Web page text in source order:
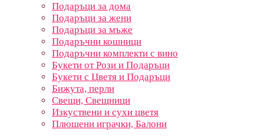
Подаръци за дома
Подаръци за жени
Подаръци за мъже
Подаръчни кошници
Подаръчни комплекти с вино
Букети от Рози и Подаръци
Букети с Цветя и Подаръци
Бижута, перли
Свещи, Свещници
Изкуствени и сухи цветя
Плюшени играчки, Балони